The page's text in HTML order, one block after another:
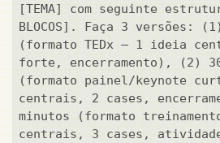
[TEMA] com seguinte
BLOCOS]. Faça 3 versões:
(formato TEDx — 1 ideia
forte, encerramento), (2)
(formato painel/keynote
centrais, 2 cases,
minutos (formato
centrais, 3 cases,